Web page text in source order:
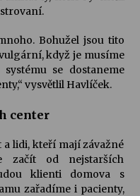
Bohužel jsou tito
když je musíme
se dostaneme
vysvětlil Havlíček.
center
a lidi, kteří mají závažné
začít od nejstarších
klienti domova s
zařadíme i pacienty,